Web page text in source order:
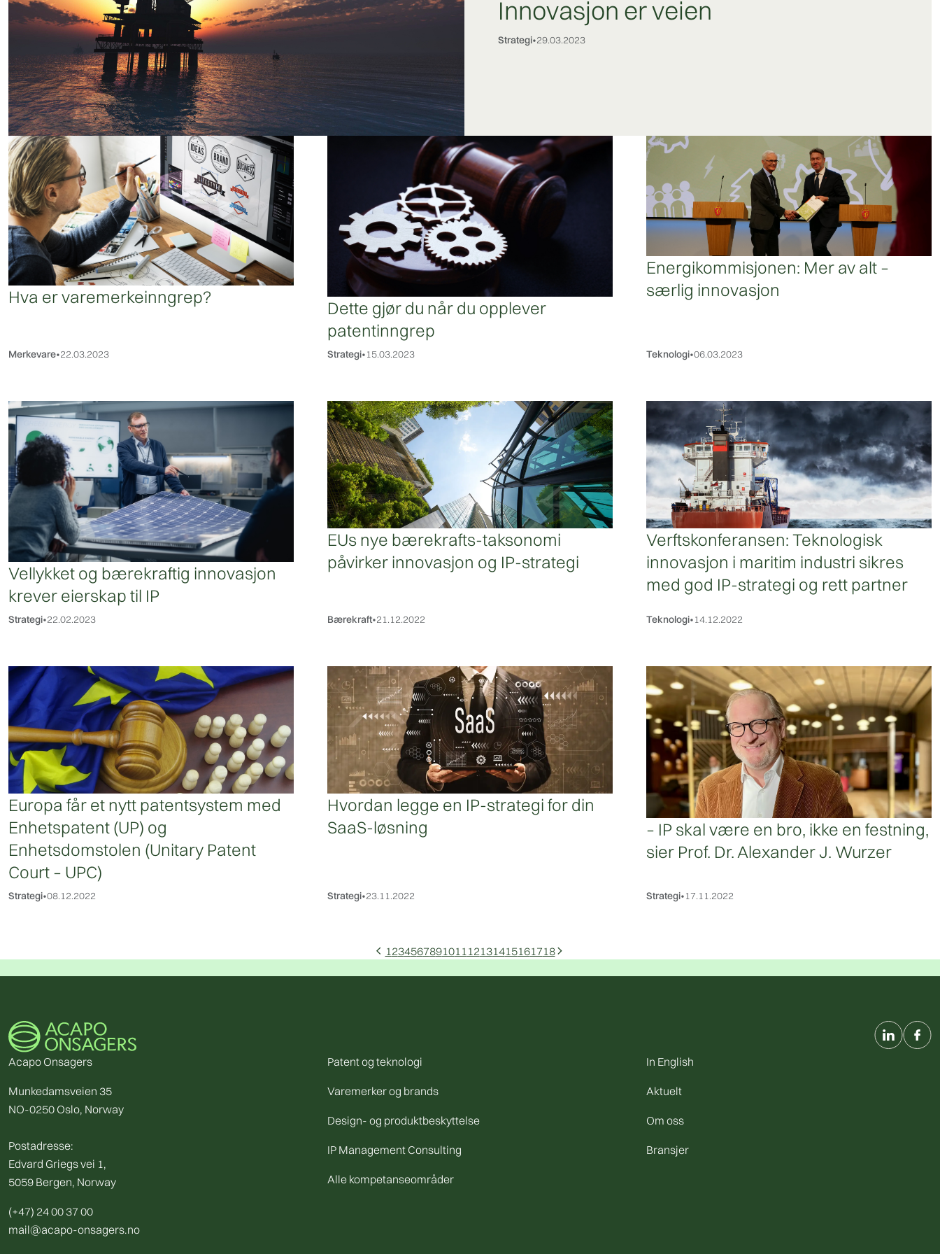
Innovasjon er veien
Strategi•29.03.2023
Hva er varemerkeinngrep?
Merkevare•22.03.2023
Dette gjør du når du opplever
patentinngrep
Strategi•15.03.2023
Energikommisjonen: Mer av alt –
særlig innovasjon
Teknologi•06.03.2023
Vellykket og bærekraftig innovasjon
krever eierskap til IP
Strategi•22.02.2023
EUs nye bærekrafts-taksonomi
påvirker innovasjon og IP-strategi
Bærekraft•21.12.2022
Verftskonferansen: Teknologisk
innovasjon i maritim industri sikres
med god IP-strategi og rett partner
Teknologi•14.12.2022
Europa får et nytt patentsystem med
Enhetspatent (UP) og
Enhetsdomstolen (Unitary Patent
Court – UPC)
Strategi•08.12.2022
Hvordan legge en IP-strategi for din
SaaS-løsning
Strategi•23.11.2022
– IP skal være en bro, ikke en festning,
sier Prof. Dr. Alexander J. Wurzer
Strategi•17.11.2022
arrow_back_ios 1 234567891011 12131415161718arrow_forward_ios
Acapo Onsagers
Munkedamsveien 35
NO-0250 Oslo, Norway
Postadresse:
Edvard Griegs vei 1,
5059 Bergen, Norway
(+47) 24 00 37 00
mail@acapo-onsagers.no
Patent og teknologi
Varemerker og brands
Design- og produktbeskyttelse
IP Management Consulting
Alle kompetanseområder
In English
Aktuelt
Om oss
Bransjer